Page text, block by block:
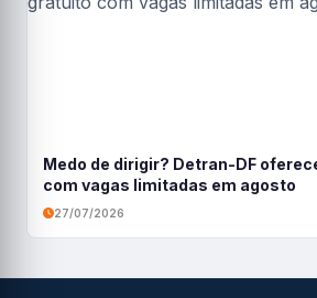
Medo de dirigir? Detran-DF
com vagas limitadas em agosto
27/07/2026